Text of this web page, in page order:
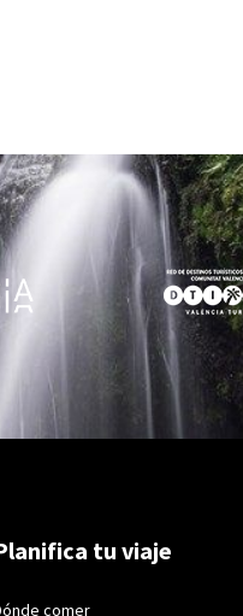
tu viaje
comer